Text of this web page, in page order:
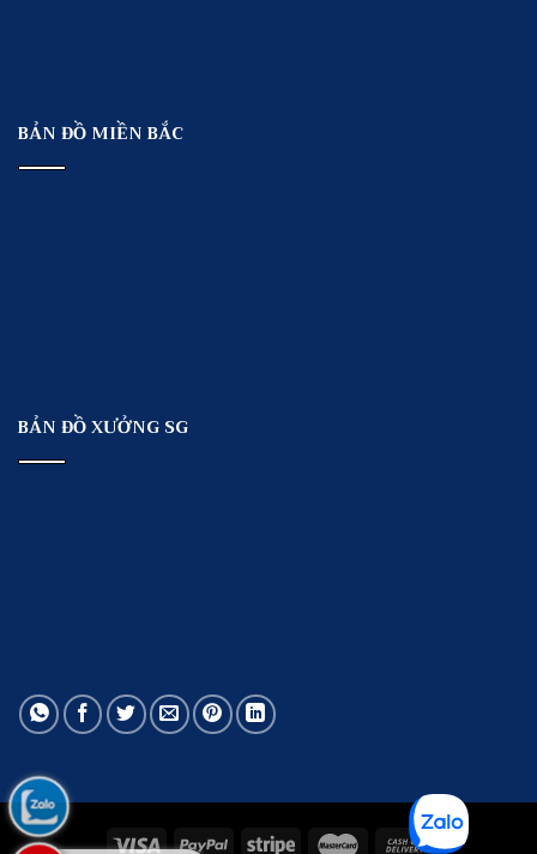
BẢN ĐỒ MIỀN BẮC
BẢN ĐỒ XƯỞNG SG